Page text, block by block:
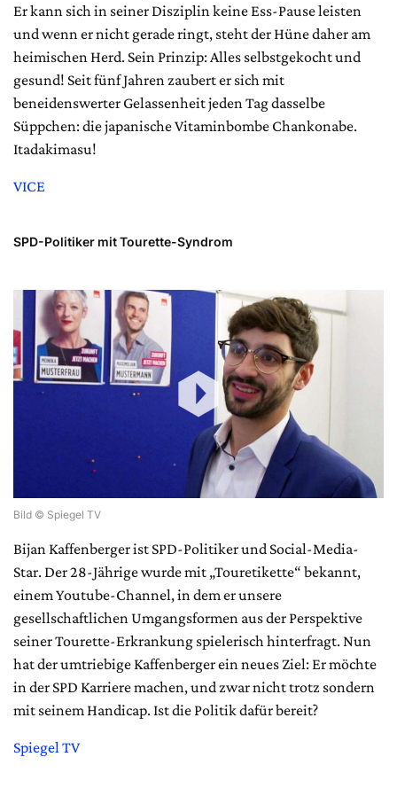
Er kann sich in seiner Disziplin keine Ess-Pause leisten
und wenn er nicht gerade ringt, steht der Hüne daher am
heimischen Herd. Sein Prinzip: Alles selbstgekocht und
gesund! Seit fünf Jahren zaubert er sich mit
beneidenswerter Gelassenheit jeden Tag dasselbe
Süppchen: die japanische Vitaminbombe Chankonabe.
Itadakimasu!
VICE
SPD-Politiker mit Tourette-Syndrom
Bild © Spiegel TV
Bijan Kaffenberger ist SPD-Politiker und Social-Media-
Star. Der 28-Jährige wurde mit „Touretikette“ bekannt,
einem Youtube-Channel, in dem er unsere
gesellschaftlichen Umgangsformen aus der Perspektive
seiner Tourette-Erkrankung spielerisch hinterfragt. Nun
hat der umtriebige Kaffenberger ein neues Ziel: Er möchte
in der SPD Karriere machen, und zwar nicht trotz sondern
mit seinem Handicap. Ist die Politik dafür bereit?
Spiegel TV